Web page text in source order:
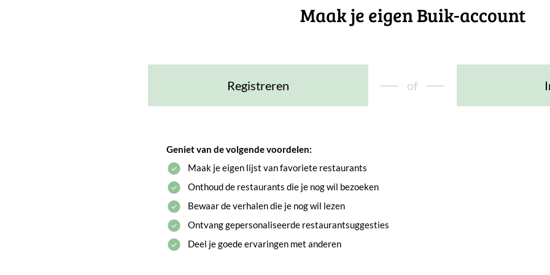
Maak je eigen Buik-account
Registreren of
Geniet van de volgende voordelen:
Maak je eigen lijst van favoriete restaurants
Onthoud de restaurants die je nog wil bezoeken
Bewaar de verhalen die je nog wil lezen
Ontvang gepersonaliseerde restaurantsuggesties
Deel je goede ervaringen met anderen